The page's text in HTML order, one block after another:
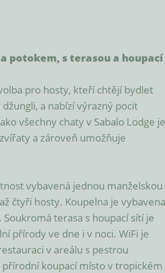
potokem, s terasou a houpací
pro hosty, kteří chtějí bydlet
a nabízí výrazný pocit
všechny chaty v Sabalo Lodge je
a zároveň umožňuje
vybavená jednou manželskou
čtyři hosty. Koupelna je vybavena
terasa s houpací sítí je
přírody ve dne i v noci. WiFi je
v areálu s pestrou
koupací místo v tropickém